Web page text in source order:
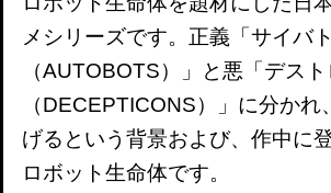
メシリーズです。正義「サイバ
（AUTOBOTS）」と悪「デス
（DECEPTICONS）」に分か
げるという背景および、作中に
ロボット生命体です。